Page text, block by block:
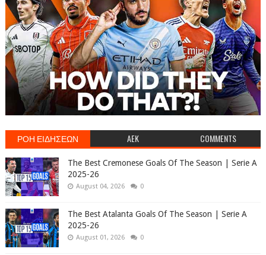
ΡΟΗ ΕΙΔΗΣΕΩΝ AEK COMMENTS
The Best Cremonese Goals Of The Season | Serie A
2025-26
August 04, 2026 0
The Best Atalanta Goals Of The Season | Serie A
2025-26
August 01, 2026 0